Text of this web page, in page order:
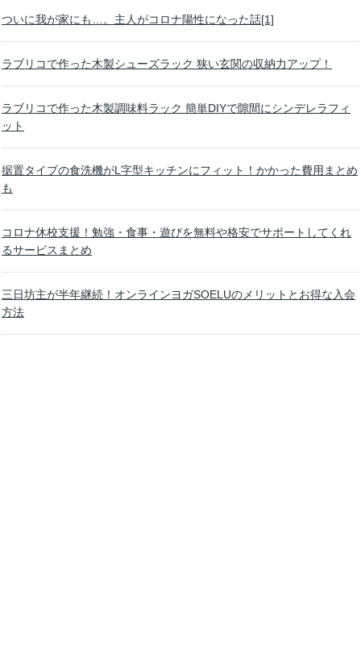
ついに我が家にも…。主人がコロナ陽性になった話[1]
ラブリコで作った木製シューズラック 狭い玄関の収納力アップ！
ラブリコで作った木製調味料ラック 簡単DIYで隙間にシンデレラフィ
ット
据置タイプの食洗機がL字型キッチンにフィット！かかった費用まとめ
も
コロナ休校支援！勉強・食事・遊びを無料や格安でサポートしてくれ
るサービスまとめ
三日坊主が半年継続！オンラインヨガSOELUのメリットとお得な入会
方法